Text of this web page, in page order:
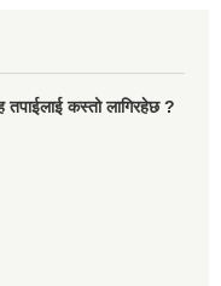
तपाईलाई कस्तो लागिरहेछ ?